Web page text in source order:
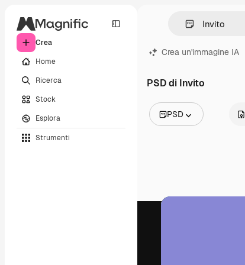
Crea
Home
Ricerca
Stock
Esplora
Strumenti
Crea un'immagine IA
PSD di Invito
PSD
Video